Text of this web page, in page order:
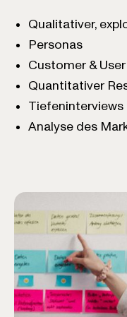
Qualitativer,
Personas
Customer &
Quantitativer
Tiefeninterviews
Analyse des